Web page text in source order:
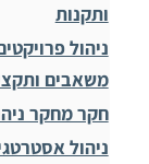
ותקנות
ניהול
משאבים
חקר מחקר
ניהול